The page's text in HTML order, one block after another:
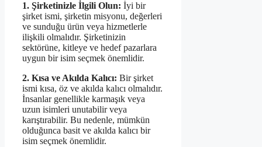
1. Şirketinizle İlgili Olun: İyi bir
şirket ismi, şirketin misyonu, değerleri
ve sunduğu ürün veya hizmetlerle
ilişkili olmalıdır. Şirketinizin
sektörüne, kitleye ve hedef pazarlara
uygun bir isim seçmek önemlidir.
2. Kısa ve Akılda Kalıcı: Bir şirket
ismi kısa, öz ve akılda kalıcı olmalıdır.
İnsanlar genellikle karmaşık veya
uzun isimleri unutabilir veya
karıştırabilir. Bu nedenle, mümkün
olduğunca basit ve akılda kalıcı bir
isim seçmek önemlidir.